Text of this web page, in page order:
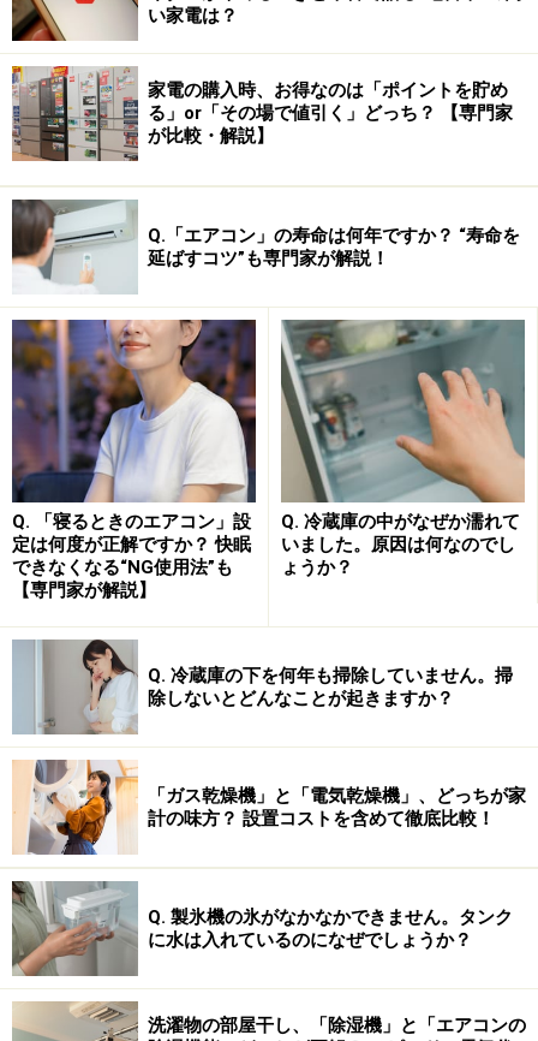
・和英辞典は、「ジーニアス
現辞典」(*3)
・英英辞典は、「オックスフォード
(*4)、「オックスフォード現代英英辞典第7版」(*5)、
「オックスフォード英米ガイド第2版」
*1： ジーニアス英和大辞典は、学習辞書として定評の
あるジーニアス英和辞典の上位版です。文法や語
法説明が充実している点はそのままに、語数や語
義がさらに豊富になった大辞典です。重要語
28,000語に
ネイティブの発音が付いてます。
ジーニアス 和英 辞典第2版
は、和英の中に英和の機
能を組み込んだハイブリッド方式を採用している
和英辞典で、03年12月ほぼ全面改訂され新語も大
幅に増強されました。使い分け方なども詳しく説
明がされています。
和英表現辞典は、自然な英文を書くための英語表
現辞典です。ネイティブ独特の表現や類義語など
多様な言い換えを示し、ニュアンスの違いを詳し
く解説しています。
*4： オックスフォード英英辞典(Oxford Dictionary of
English 2nd Edition)は、収録数は35.5万語を誇る最
大規模の
ブの国語辞書）。語数の多さだけでなく、百科的
な解説が非常に充実しています。
*5： オックスフォード現代英英辞典は、3千語の基本語
彙で定義が書かれた学習用英英辞典です。英米語
い家電は？
家電の購入時、お得なのは「ポイントを貯め
る」or「その場で値引く」どっち？ 【専門家
が比較・解説】
Q.「エアコン」の寿命は何年ですか？ “寿命を
延ばすコツ”も専門家が解説！
Q. 「寝るときのエアコン」設
定は何度が正解ですか？ 快眠
できなくなる“NG使用法”も
【専門家が解説】
Q. 冷蔵庫の中がなぜか濡れて
いました。原因は何なのでし
ょうか？
Q. 冷蔵庫の下を何年も掃除していません。掃
除しないとどんなことが起きますか？
「ガス乾燥機」と「電気乾燥機」、どっちが家
計の味方？ 設置コストを含めて徹底比較！
Q. 製氷機の氷がなかなかできません。タンク
に水は入れているのになぜでしょうか？
洗濯物の部屋干し、「除湿機」と「エアコンの